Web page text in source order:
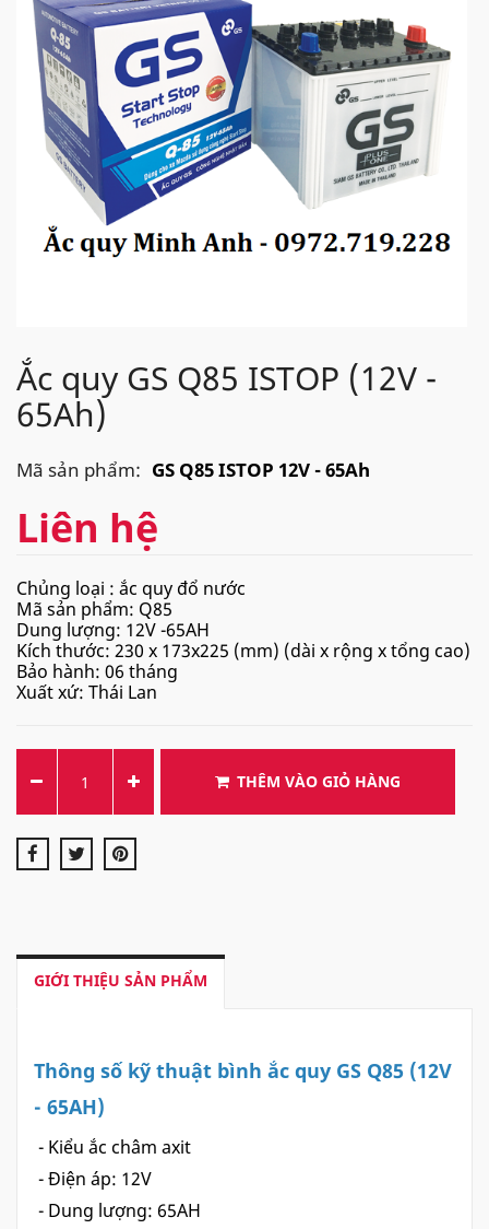
Ắc quy GS Q85 ISTOP (12V -
65Ah)
Mã sản phẩm: GS Q85 ISTOP 12V - 65Ah
Liên hệ
Chủng loại : ắc quy đổ nước
Mã sản phẩm: Q85
Dung lượng: 12V -65AH
Kích thước: 230 x 173x225 (mm) (dài x rộng x tổng cao)
Bảo hành: 06 tháng
Xuất xứ: Thái Lan
THÊM VÀO GIỎ HÀNG
GIỚI THIỆU SẢN PHẨM
Thông số kỹ thuật bình ắc quy GS Q85 (12V
- 65AH)
- Kiểu ắc châm axit
- Điện áp: 12V
- Dung lượng: 65AH